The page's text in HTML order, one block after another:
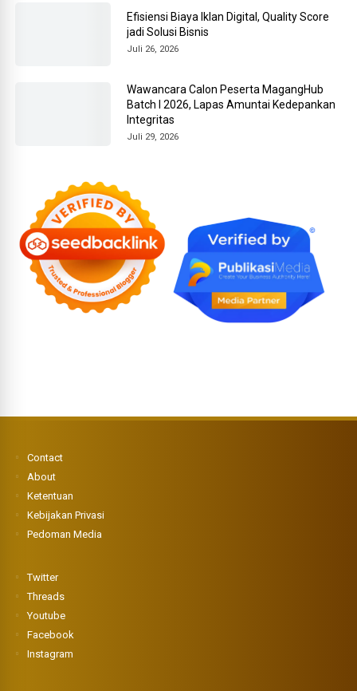
Efisiensi Biaya Iklan Digital, Quality Score
jadi Solusi Bisnis
Juli 26, 2026
Wawancara Calon Peserta MagangHub
Batch I 2026, Lapas Amuntai Kedepankan
Integritas
Juli 29, 2026
Contact
About
Ketentuan
Kebijakan Privasi
Pedoman Media
Twitter
Threads
Youtube
Facebook
Instagram